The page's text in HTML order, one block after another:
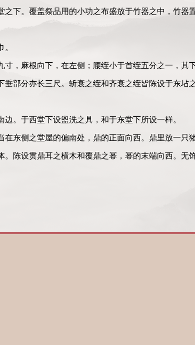
之下。覆盖祭品用的小功之布盛放于竹器之中，竹器
。
寸，麻根向下，在左侧；腰绖小于首绖五分之一，其
垂部分亦长三尺。斩衰之绖和齐衰之绖皆陈设于东坫
边。于西堂下设盥洗之具，和于东堂下所设一样。
在东侧之堂屋的偏南处，鼎的正面向西。鼎里放一只
。陈设贯鼎耳之横木和覆鼎之幂，幂的末端向西。无